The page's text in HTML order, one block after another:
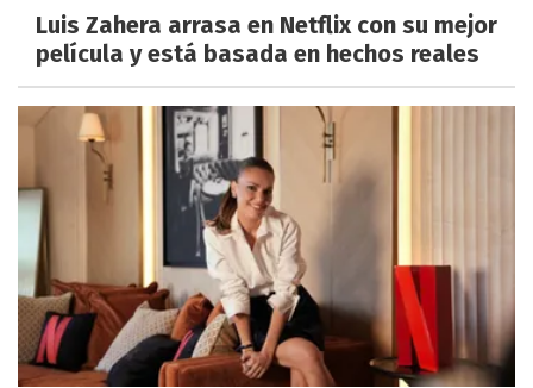
Luis Zahera arrasa en Netflix con su mejor
película y está basada en hechos reales